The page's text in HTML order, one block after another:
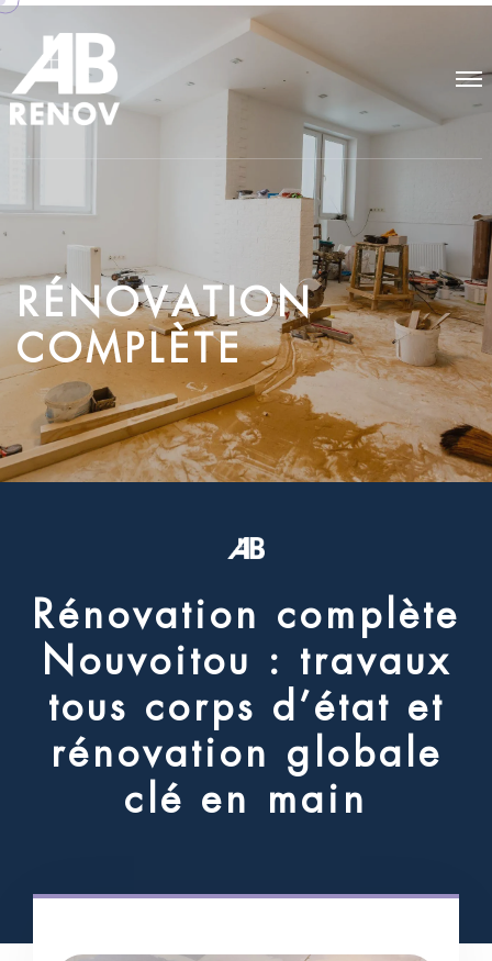
RÉNOVATION
COMPLÈTE
Rénovation comp ète
Nouvoitou : travaux
tous corps d ’état et
rénovation g o ba e
c é en main